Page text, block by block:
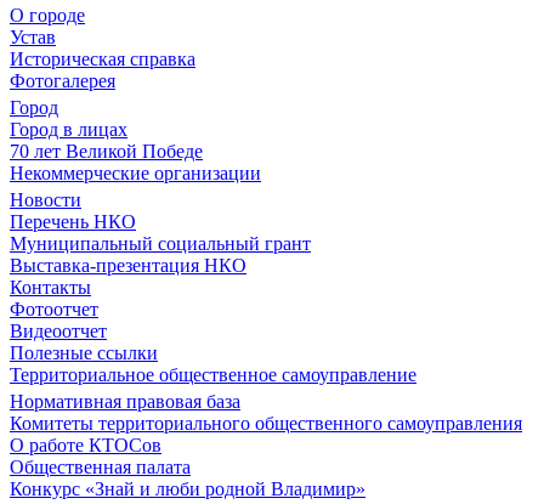
О городе
Устав
Историческая справка
Фотогалерея
Город
Город в лицах
70 лет Великой Победе
Некоммерческие организации
Новости
Перечень НКО
Муниципальный социальный грант
Выставка-презентация НКО
Контакты
Фотоотчет
Видеоотчет
Полезные ссылки
Территориальное общественное самоуправление
Нормативная правовая база
Комитеты территориального общественного самоуправления
О работе КТОСов
Общественная палата
Конкурс «Знай и люби родной Владимир»